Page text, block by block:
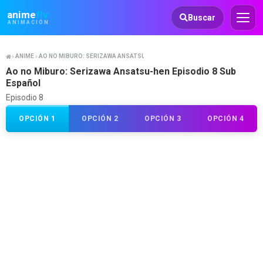
animeflv
ANIMACIÓN
Animeflv Buscar
ANIME AO NO MIBURO: SERIZAWA ANSATSU-HEN
Ao no Miburo: Serizawa Ansatsu-hen Episodio 8 Sub
Español
Episodio 8
OPCIÓN 1 OPCIÓN 2 OPCIÓN 3 OPCIÓN 4